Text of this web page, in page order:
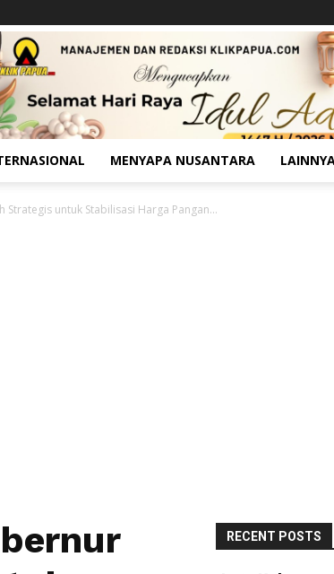
MENYAPA NUSANTARA
Strategis untuk Stabilisasi Harga Pangan...
RECENT POSTS